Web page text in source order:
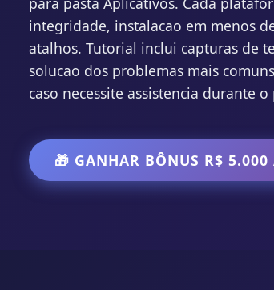
integridade, instalacao em menos
atalhos. Tutorial inclui capturas de
solucao dos problemas mais
caso necessite assistencia durante o
🎁 GANHAR BÔNUS R$ 5.000